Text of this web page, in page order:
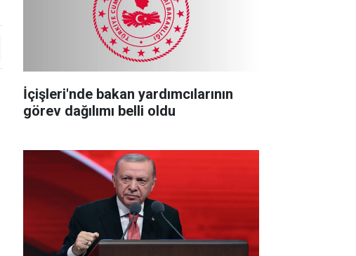
İçişleri'nde bakan yardımcılarının
görev dağılımı belli oldu